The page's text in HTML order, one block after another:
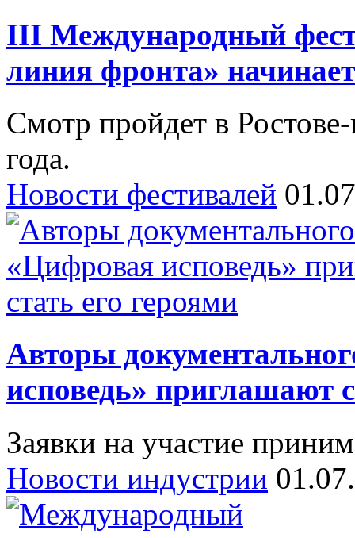
III Международный
линия фронта»
Смотр пройдет в
года.
Новости фестивалей
Авторы
исповедь» приглашают
Заявки на участие
Новости индустрии